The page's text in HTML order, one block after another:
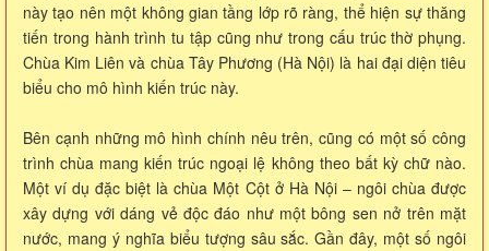
này tạo nên một không gian tầng lớp rõ ràng, thể hiện sự thăng
tiến trong hành trình tu tập cũng như trong cấu trúc thờ phụng.
Chùa Kim Liên và chùa Tây Phương (Hà Nội) là hai đại diện tiêu
biểu cho mô hình kiến trúc này.
Bên cạnh những mô hình chính nêu trên, cũng có một số công
trình chùa mang kiến trúc ngoại lệ không theo bất kỳ chữ nào.
Một ví dụ đặc biệt là chùa Một Cột ở Hà Nội – ngôi chùa được
xây dựng với dáng vẻ độc đáo như một bông sen nở trên mặt
nước, mang ý nghĩa biểu tượng sâu sắc. Gần đây, một số ngôi